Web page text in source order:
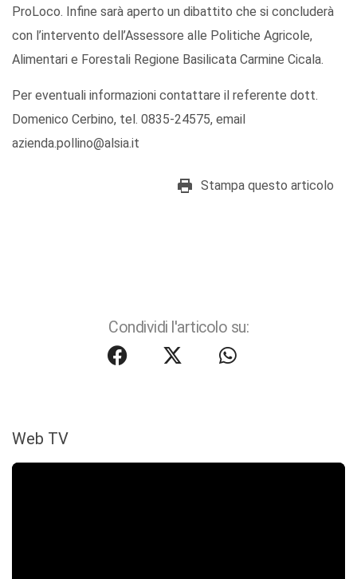
ProLoco. Infine sarà aperto un dibattito che si concluderà
con l’intervento dell’Assessore alle Politiche Agricole,
Alimentari e Forestali Regione Basilicata Carmine Cicala.
Per eventuali informazioni contattare il referente dott.
Domenico Cerbino, tel. 0835-24575, email
azienda.pollino@alsia.it
Stampa questo articolo
Condividi l'articolo su:
Web TV